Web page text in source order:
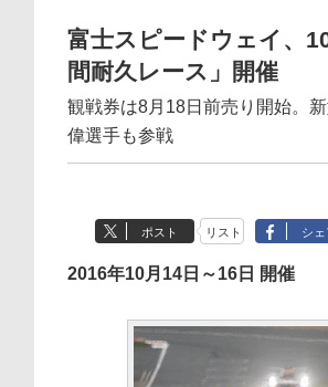
富士スピードウェイ、
間耐久レース」開催
観戦券は8月18日前売り開始。
偉選手も参戦
ポスト リスト シェ
2016年10月14日～16日 開催